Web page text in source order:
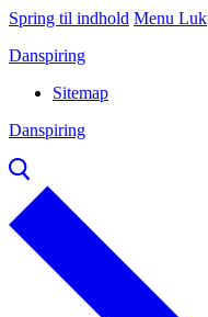
Spring til indhold Menu Luk
Danspiring
Sitemap
Danspiring